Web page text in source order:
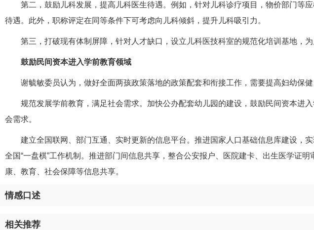
第二，鼓励儿科发展，提高儿科医生待遇。例如，针对儿科诊疗项目，物价部门等
待遇。此外，职称评定在同等条件下可考虑向儿科倾斜，提升儿科吸引力。
第三，打破现有体制屏障，针对人才缺口，设立儿科医技科室的规范化培训基地，
鼓励民间资本进入学前教育领域
谢毓敏委员认为，做好全面两孩政策落地的政策配套和衔接工作，需要提高妇幼保
规范发展学前教育，满足社会需求。加快公办配套幼儿园的建设，鼓励民间资本进
会需求。
建立全国联网、部门互通、实时更新的信息平台。推进国家人口基础信息库建设，
全国“一盘棋”工作机制。推进部门间信息共享，整合公安报户、医院建卡、出生医学证
康、教育、社会保障等信息共享。
情感口述
相关推荐